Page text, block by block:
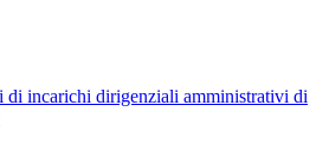
di incarichi dirigenziali amministrativi di